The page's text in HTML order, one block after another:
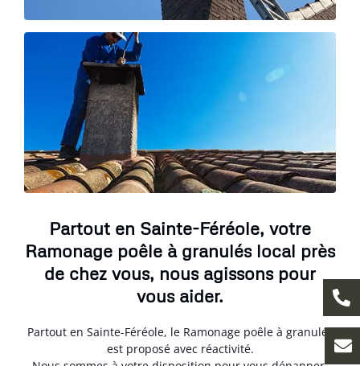
Partout en Sainte-Féréole, votre
Ramonage poêle à granulés local près
de chez vous, nous agissons pour
vous aider.
Partout en Sainte-Féréole, le Ramonage poêle à granulés
est proposé avec réactivité.